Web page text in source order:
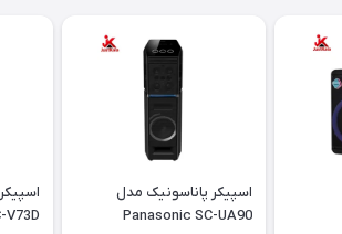
اسپیکر پاناسونیک مدل
Panasonic SC-UA90
V73D